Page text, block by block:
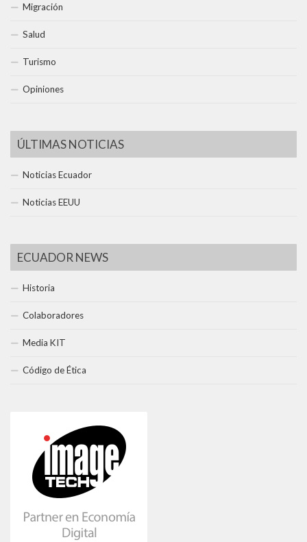
Migración
Salud
Turismo
Opiniones
ÚLTIMAS NOTICIAS
Noticias Ecuador
Noticias EEUU
ECUADOR NEWS
Historia
Colaboradores
Media KIT
Código de Ética